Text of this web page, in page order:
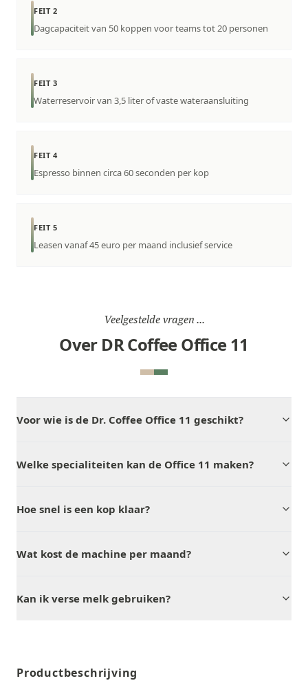
FEIT 2
Dagcapaciteit van 50 koppen voor teams tot 20 personen
FEIT 3
Waterreservoir van 3,5 liter of vaste wateraansluiting
FEIT 4
Espresso binnen circa 60 seconden per kop
FEIT 5
Leasen vanaf 45 euro per maand inclusief service
Veelgestelde vragen ...
Over DR Coffee Office 11
Voor wie is de Dr. Coffee Office 11 geschikt?
Welke specialiteiten kan de Office 11 maken?
Hoe snel is een kop klaar?
Wat kost de machine per maand?
Kan ik verse melk gebruiken?
Productbeschrijving